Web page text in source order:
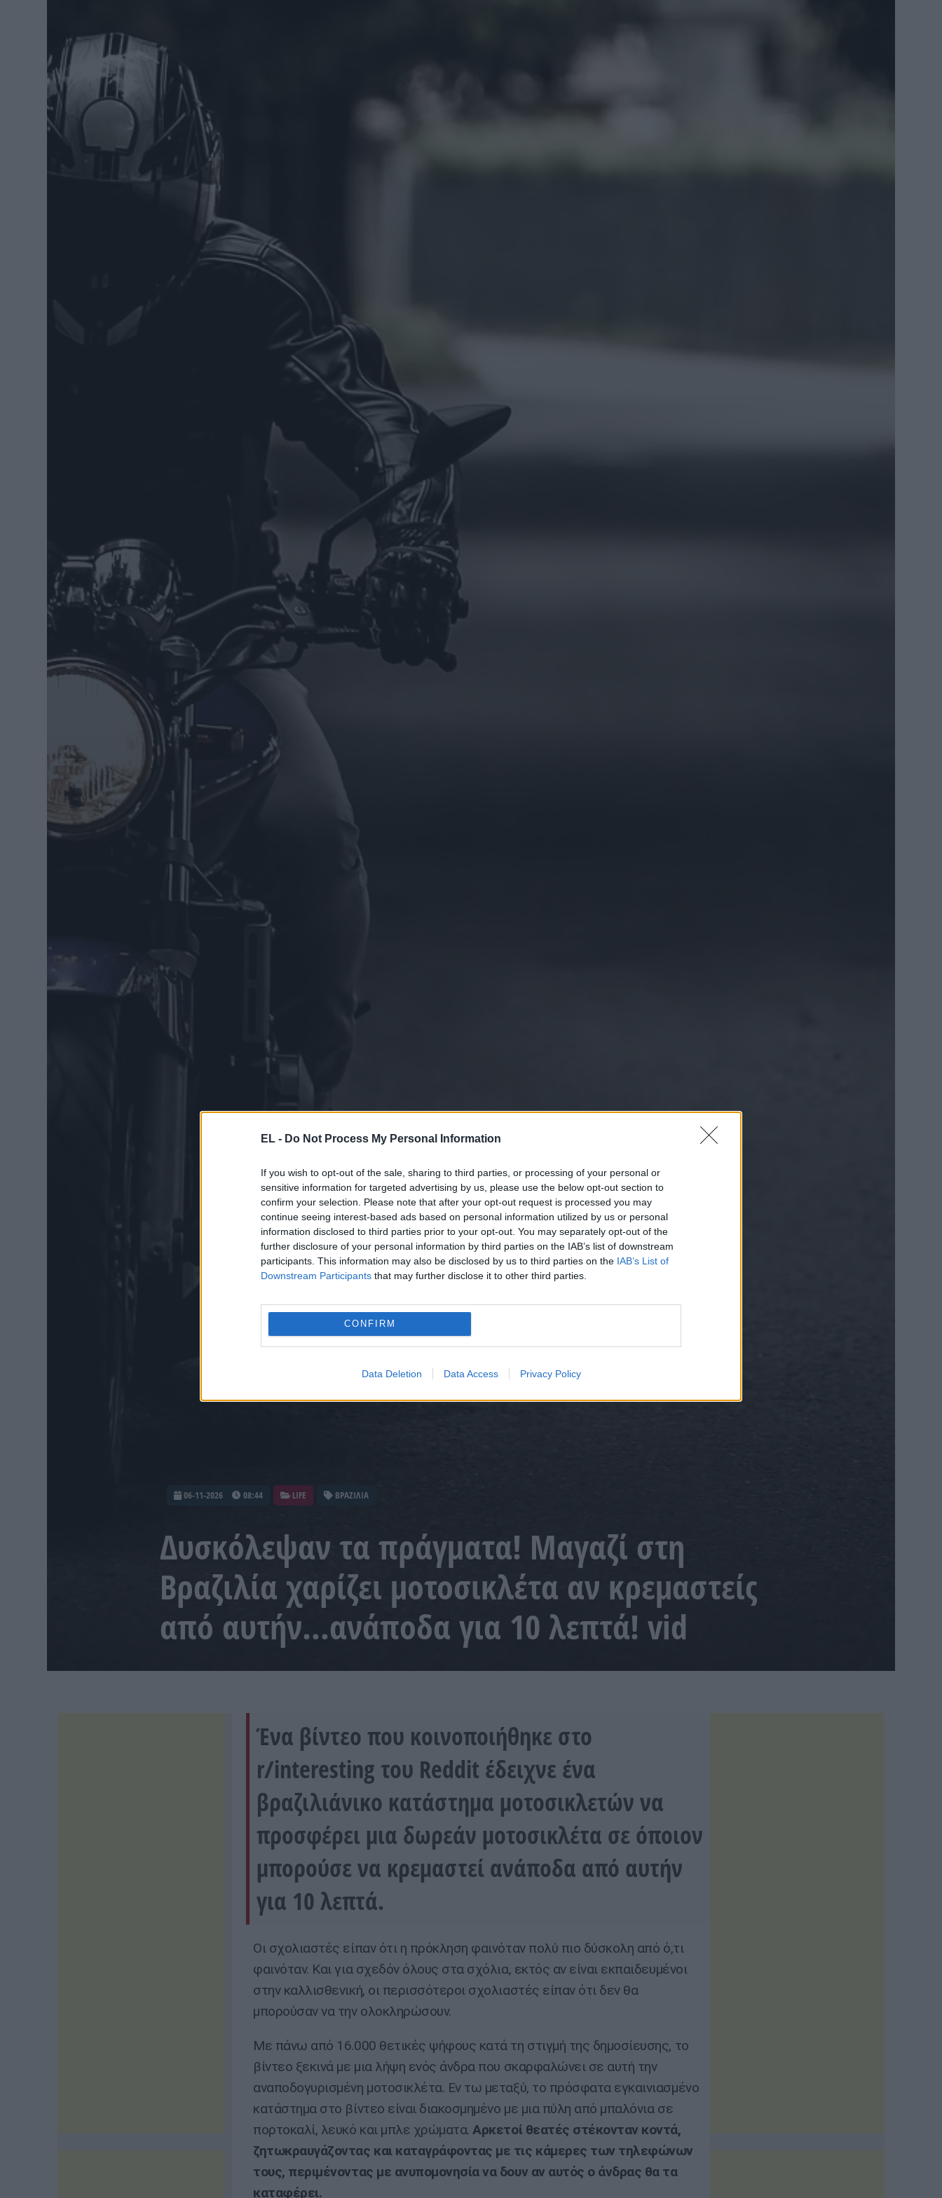
EL - Do Not Process My Personal Information
If you wish to opt-out of the sale, sharing to third parties, or processing of your personal or
sensitive information for targeted advertising by us, please use the below opt-out section to
confirm your selection. Please note that after your opt-out request is processed you may
continue seeing interest-based ads based on personal information utilized by us or personal
information disclosed to third parties prior to your opt-out. You may separately opt-out of the
further disclosure of your personal information by third parties on the IAB’s list of downstream
participants. This information may also be disclosed by us to third parties on the IAB’s List of
Downstream Participants that may further disclose it to other third parties.
CONFIRM
Data Deletion Data Access Privacy Policy
06-11-2026 08:44 LIFE ΒΡΑΖΙΛΙΑ
Δυσκόλεψαν τα πράγματα! Μαγαζί στη
Βραζιλία χαρίζει μοτοσικλέτα αν κρεμαστείς
από αυτήν…ανάποδα για 10 λεπτά! vid
Ένα βίντεο που κοινοποιήθηκε στο
r/interesting του Reddit έδειχνε ένα
βραζιλιάνικο κατάστημα μοτοσικλετών να
προσφέρει μια δωρεάν μοτοσικλέτα σε όποιον
μπορούσε να κρεμαστεί ανάποδα από αυτήν
για 10 λεπτά.
Οι σχολιαστές είπαν ότι η πρόκληση φαινόταν πολύ πιο δύσκολη από ό,τι
φαινόταν. Και για σχεδόν όλους στα σχόλια, εκτός αν είναι εκπαιδευμένοι
στην καλλισθενική, οι περισσότεροι σχολιαστές είπαν ότι δεν θα
μπορούσαν να την ολοκληρώσουν.
Με πάνω από 16.000 θετικές ψήφους κατά τη στιγμή της δημοσίευσης, το
βίντεο ξεκινά με μια λήψη ενός άνδρα που σκαρφαλώνει σε αυτή την
αναποδογυρισμένη μοτοσικλέτα. Εν τω μεταξύ, το πρόσφατα εγκαινιασμένο
κατάστημα στο βίντεο είναι διακοσμημένο με μια πύλη από μπαλόνια σε
πορτοκαλί, λευκό και μπλε χρώματα.Αρκετοί θεατές στέκονταν κοντά,
ζητωκραυγάζοντας και καταγράφοντας με τις κάμερες των τηλεφώνων
τους, περιμένοντας με ανυπομονησία να δουν αν αυτός ο άνδρας θα τα
καταφέρει.